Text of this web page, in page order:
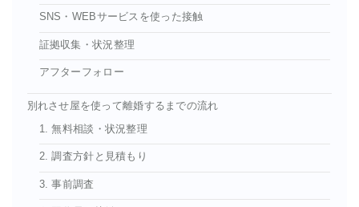
SNS・WEBサービスを使った接触
証拠収集・状況整理
アフターフォロー
別れさせ屋を使って離婚するまでの流れ
1. 無料相談・状況整理
2. 調査方針と見積もり
3. 事前調査